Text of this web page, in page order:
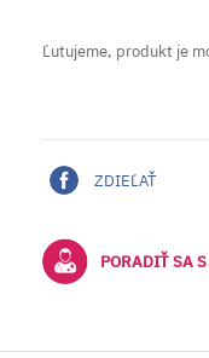
Ľutujeme, produkt je
ZDIEĽAŤ
PORADIŤ SA